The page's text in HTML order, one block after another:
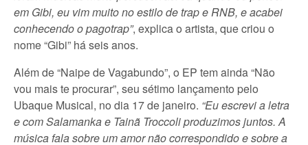
em Gibi, eu vim muito no estilo de trap e RNB, e acabei
conhecendo o pagotrap”, explica o artista, que criou o
nome “Gibi” há seis anos.
Além de “Naipe de Vagabundo”, o EP tem ainda “Não
vou mais te procurar”, seu sétimo lançamento pelo
Ubaque Musical, no dia 17 de janeiro. “Eu escrevi a letra
e com Salamanka e Tainã Troccoli produzimos juntos. A
música fala sobre um amor não correspondido e sobre a